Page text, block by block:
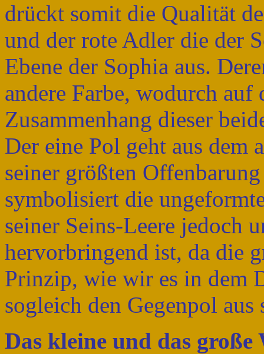
drückt somit die Qualität
und der rote Adler die der
Ebene der Sophia aus.
andere Farbe, wodurch auf
Zusammenhang dieser
Der eine Pol geht aus dem
seiner größten
symbolisiert die
seiner Seins-Leere jedoch
hervorbringend ist, da die
Prinzip, wie wir es in dem
sogleich den Gegenpol aus
Das kleine und das große